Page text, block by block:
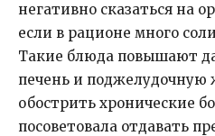
негативно сказаться на
если в рационе много
Такие блюда повышают
печень и поджелудочную
обострить хронические
посоветовала отдавать